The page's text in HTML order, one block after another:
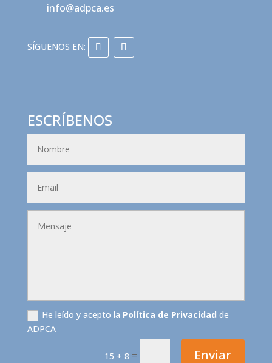
info@adpca.es
ESCRÍBENOS
He leído y acepto la Política de Privacidad de
ADPCA
15 + 8 = Enviar